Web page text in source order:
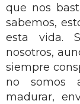
que nos
sabemos,
esta vida.
nosotros,
siempre
no somos
madurar,